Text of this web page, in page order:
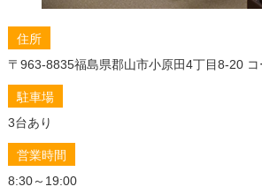
肩こりの原因は深層筋肉にあり！整
もう悩まない！頑固な肩こりを整体
肩こり解消の秘訣！効果的な運動と
悩みを徹底解決
肩こり解消に効く食べ物5選！食事で
住所
〒963-8835福島県郡山市小原田4丁目8-20
駐車場
3台あり
営業時間
8:30～19:00